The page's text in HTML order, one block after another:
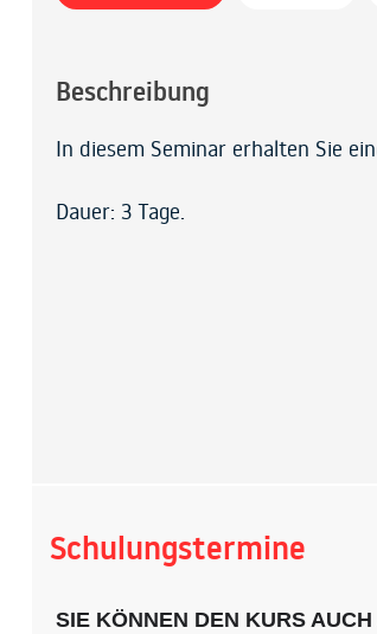
Beschreibung
In diesem Seminar erhalten Sie
Dauer: 3 Tage.
Schulungstermine
SIE KÖNNEN DEN KURS